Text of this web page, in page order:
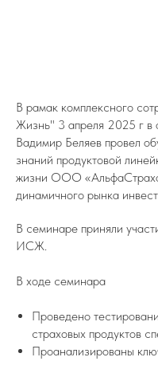
В рамак комплексного
Жизнь" 3 апреля 2025 г в
Вадимир Беляев провел
знаний продуктовой
жизни ООО
динамичного рынка
В семинаре приняли
ИСЖ.
В ходе семинара
Проведено
страховых продуктов
Проанализированы